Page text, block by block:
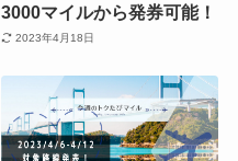
3000マイルから発券可能！
2023年4月18日